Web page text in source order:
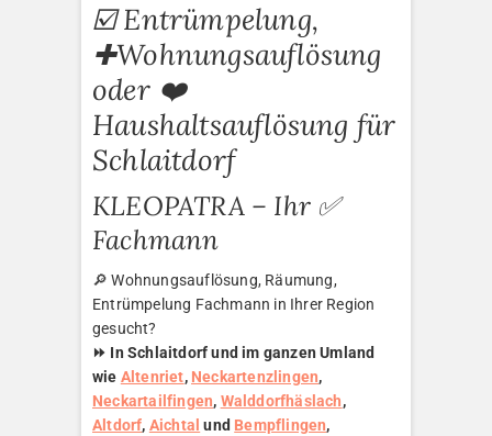
☑️ Entrümpelung,
✚Wohnungsauflösung
oder ❤️
Haushaltsauflösung für
Schlaitdorf
KLEOPATRA – Ihr ✅
Fachmann
🔎 Wohnungsauflösung, Räumung,
Entrümpelung Fachmann in Ihrer Region
gesucht?
⏩ In Schlaitdorf und im ganzen Umland
wie Altenriet, Neckartenzlingen,
Neckartailfingen, Walddorfhäslach,
Altdorf, Aichtal und Bempflingen,